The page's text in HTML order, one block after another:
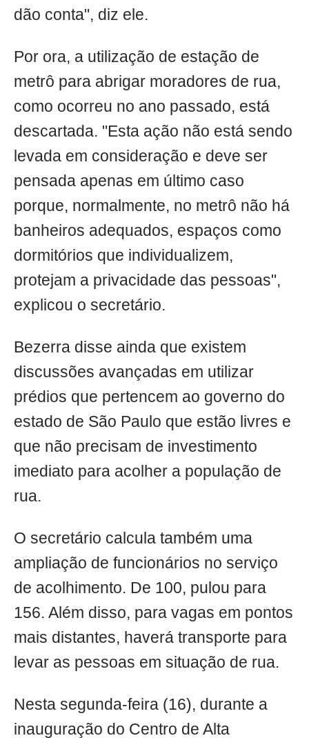
dão conta", diz ele.
Por ora, a utilização de estação de
metrô para abrigar moradores de rua,
como ocorreu no ano passado, está
descartada. "Esta ação não está sendo
levada em consideração e deve ser
pensada apenas em último caso
porque, normalmente, no metrô não há
banheiros adequados, espaços como
dormitórios que individualizem,
protejam a privacidade das pessoas",
explicou o secretário.
Bezerra disse ainda que existem
discussões avançadas em utilizar
prédios que pertencem ao governo do
estado de São Paulo que estão livres e
que não precisam de investimento
imediato para acolher a população de
rua.
O secretário calcula também uma
ampliação de funcionários no serviço
de acolhimento. De 100, pulou para
156. Além disso, para vagas em pontos
mais distantes, haverá transporte para
levar as pessoas em situação de rua.
Nesta segunda-feira (16), durante a
inauguração do Centro de Alta